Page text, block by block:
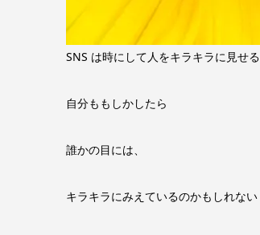
SNS は時にして人をキラキラに見せる
自分ももしかしたら
誰かの目には、
キラキラにみえているのかもしれない